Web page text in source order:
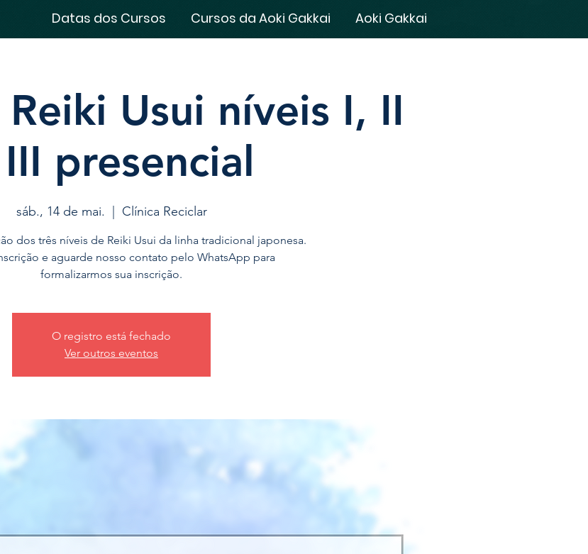
Datas dos Cursos Cursos da Aoki Gakkai Aoki Gakkai
Usui níveis I, II
presencial
sáb., 14 de mai. Clínica Reciclar
dos três níveis de Reiki Usui da linha tradicional japonesa.
e aguarde nosso contato pelo WhatsApp para
formalizarmos sua inscrição.
O registro está fechado
Ver outros eventos